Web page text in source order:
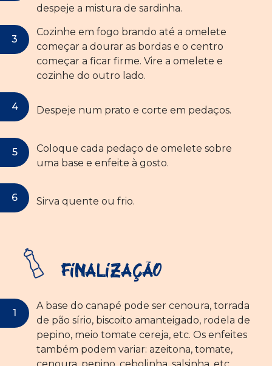
despeje a mistura de sardinha.
Cozinhe em fogo brando até a omelete
começar a dourar as bordas e o centro
começar a ficar firme. Vire a omelete e
cozinhe do outro lado.
Despeje num prato e corte em pedaços.
Coloque cada pedaço de omelete sobre
uma base e enfeite à gosto.
Sirva quente ou frio.
Finalização
A base do canapé pode ser cenoura, torrada
de pão sírio, biscoito amanteigado, rodela de
pepino, meio tomate cereja, etc. Os enfeites
também podem variar: azeitona, tomate,